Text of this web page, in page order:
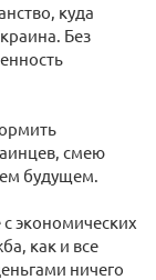
куда
Без
смею
будущем.
экономических
как и все
ничего